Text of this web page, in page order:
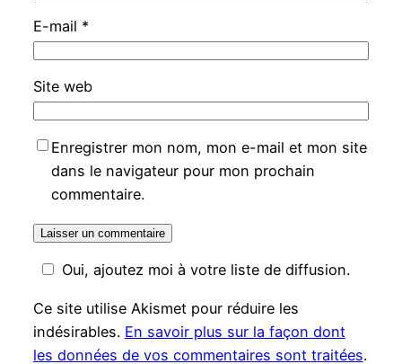
E-mail *
Site web
Enregistrer mon nom, mon e-mail et mon site
dans le navigateur pour mon prochain
commentaire.
Oui, ajoutez moi à votre liste de diffusion.
Ce site utilise Akismet pour réduire les
indésirables. En savoir plus sur la façon dont
les données de vos commentaires sont traitées.